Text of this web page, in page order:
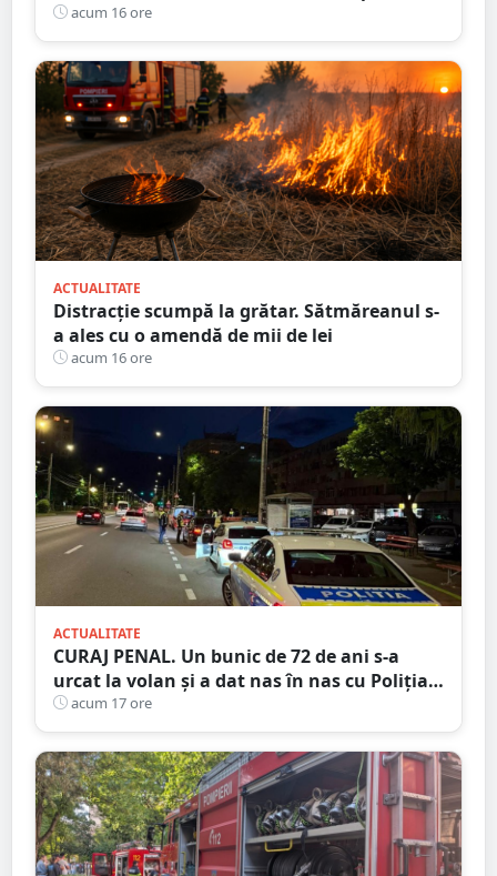
nouă întârziere. Fără explicații clare
acum 16 ore
ACTUALITATE
Distracție scumpă la grătar. Sătmăreanul s-
a ales cu o amendă de mii de lei
acum 16 ore
ACTUALITATE
CURAJ PENAL. Un bunic de 72 de ani s-a
urcat la volan și a dat nas în nas cu Poliția
Satu Mare
acum 17 ore